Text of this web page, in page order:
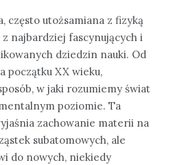
często utożsamiana z fizyką
najbardziej fascynujących i
dziedzin nauki. Od
początku XX wieku,
w jaki rozumiemy świat
poziomie. Ta
zachowanie materii na
subatomowych, ale
do nowych, niekiedy